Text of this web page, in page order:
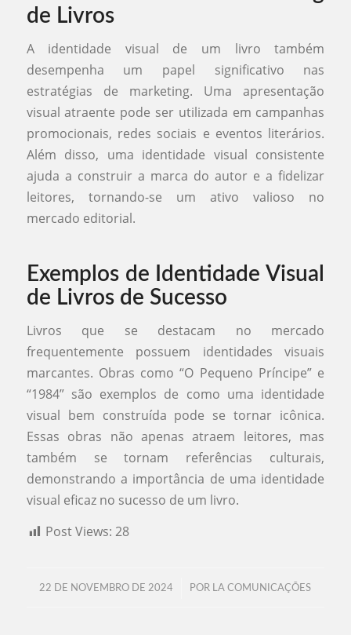
de Livros
A identidade visual de um livro também
desempenha um papel significativo nas
estratégias de marketing. Uma apresentação
visual atraente pode ser utilizada em campanhas
promocionais, redes sociais e eventos literários.
Além disso, uma identidade visual consistente
ajuda a construir a marca do autor e a fidelizar
leitores, tornando-se um ativo valioso no
mercado editorial.
Exemplos de Identidade Visual
de Livros de Sucesso
Livros que se destacam no mercado
frequentemente possuem identidades visuais
marcantes. Obras como “O Pequeno Príncipe” e
“1984” são exemplos de como uma identidade
visual bem construída pode se tornar icônica.
Essas obras não apenas atraem leitores, mas
também se tornam referências culturais,
demonstrando a importância de uma identidade
visual eficaz no sucesso de um livro.
Post Views: 28
22 DE NOVEMBRO DE 2024
/ POR LA COMUNICAÇÕES